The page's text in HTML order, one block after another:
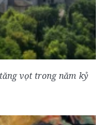
vọt trong năm kỷ